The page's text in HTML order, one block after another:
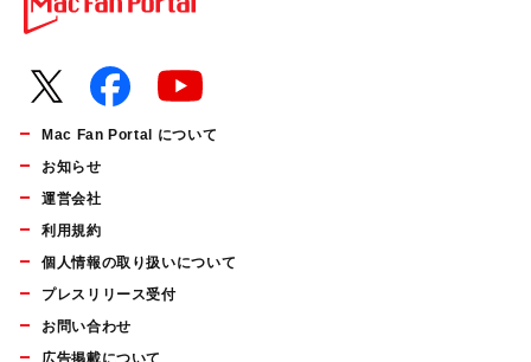
Mac Fan Portal について
お知らせ
運営会社
利用規約
個人情報の取り扱いについて
プレスリリース受付
お問い合わせ
広告掲載について